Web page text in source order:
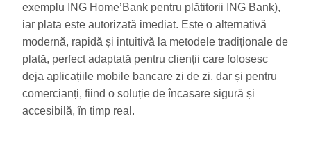
exemplu ING Home’Bank pentru plătitorii ING Bank),
iar plata este autorizată imediat. Este o alternativă
modernă, rapidă și intuitivă la metodele tradiționale de
plată, perfect adaptată pentru clienții care folosesc
deja aplicațiile mobile bancare zi de zi, dar și pentru
comercianți, fiind o soluție de încasare sigură și
accesibilă, în timp real.